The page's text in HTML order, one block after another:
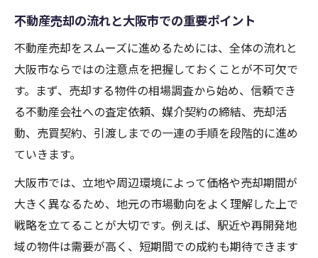
契約手続きで気をつけたい不動産売却の落とし
不動産売却契約で見落としがちな注意点
契約手続きの際にありがちなトラブル例
不動産売却で避けたい三大タブーの具体例
大阪の不動産売却契約で気をつける落とし
穴
不動産売却契約で知っておくべき業界ルー
ル
トラブル回避のための売却契約のチェックポイ
ント
不動産売却の流れと大阪市での重要ポイント
不動産売却をスムーズに進めるためには、全体の流れと
大阪市ならではの注意点を把握しておくことが不可欠で
す。まず、売却する物件の相場調査から始め、信頼でき
る不動産会社への査定依頼、媒介契約の締結、売却活
動、売買契約、引渡しまでの一連の手順を段階的に進め
ていきます。
大阪市では、立地や周辺環境によって価格や売却期間が
大きく異なるため、地元の市場動向をよく理解した上で
戦略を立てることが大切です。例えば、駅近や再開発地
域の物件は需要が高く、短期間での成約も期待できます